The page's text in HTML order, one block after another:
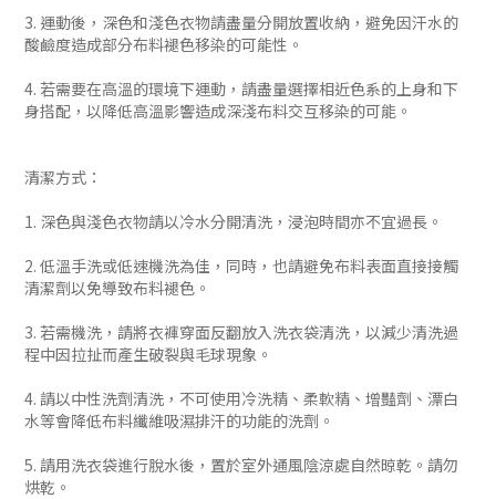
3. 運動後，深色和淺色衣物請盡量分開放置收納，避免因汗水的
酸鹼度造成部分布料褪色移染的可能性。
4. 若需要在高溫的環境下運動，請盡量選擇相近色系的上身和下
身搭配，以降低高溫影響造成深淺布料交互移染的可能。
清潔方式：
1. 深色與淺色衣物請以冷水分開清洗，浸泡時間亦不宜過長。
2. 低溫手洗或低速機洗為佳，同時，也請避免布料表面直接接觸
清潔劑以免導致布料褪色。
3. 若需機洗，請將衣褲穿面反翻放入洗衣袋清洗，以減少清洗過
程中因拉扯而產生破裂與毛球現象。
4. 請以中性洗劑清洗，不可使用冷洗精、柔軟精、增豔劑、漂白
水等會降低布料纖維吸濕排汗的功能的洗劑。
5. 請用洗衣袋進行脫水後，置於室外通風陰涼處自然晾乾。請勿
烘乾。